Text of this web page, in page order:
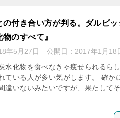
の付き合い方が判る。ダルビ
のすべて』
年5月27日 公開日： 2017年1月18
水化物を食べなきゃ痩せられるら
ている人が多い気がします。 確
違いないみたいですが、果たして